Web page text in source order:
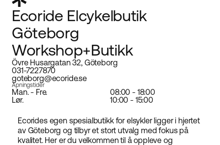
Ecoride Elcykelbutik
Göteborg
Workshop+Butikk
Övre Husargatan 32, Göteborg
031-7227870
goteborg@ecoride.se
Åpningstider
Man. - Fre.
08:00 - 18:00
Lør.
10:00 - 15:00
Ecorides egen spesialbutikk for elsykler ligger i hjertet
av Göteborg og tilbyr et stort utvalg med fokus på
kvalitet. Her er du velkommen til å oppleve og